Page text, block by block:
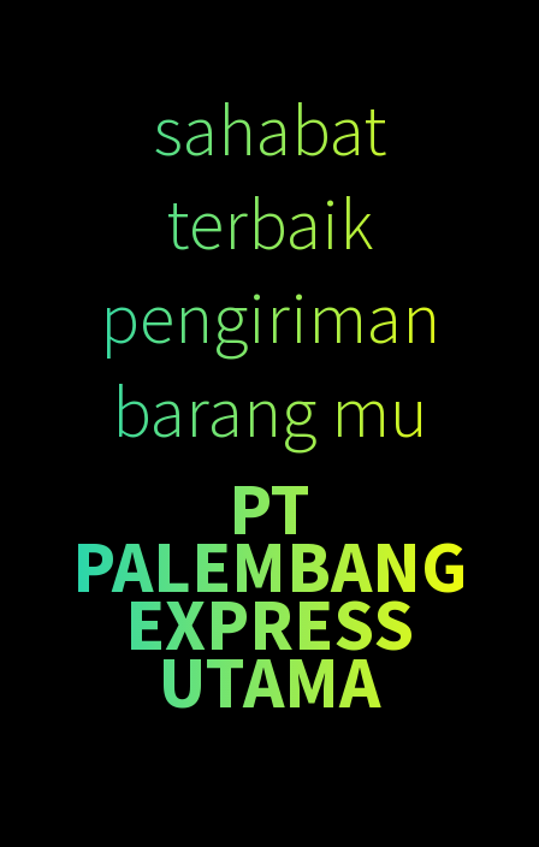
sahabat
terbaik
pengiriman
barang mu
PT
PALEMBANG
EXPRESS
UTAMA